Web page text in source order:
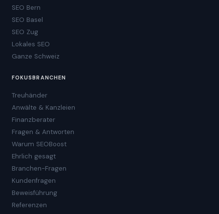
SEO Bern
SEO Basel
SEO Zug
Lokales SEO
Ganze Schweiz
FOKUSBRANCHEN
Treuhänder
Anwälte & Kanzleien
Finanzberater
Fragen & Antworten
Warum SEOBoost
Ehrlich gesagt
Branchen-Fragen
Kundenfragen
Beweisführung
Referenzen